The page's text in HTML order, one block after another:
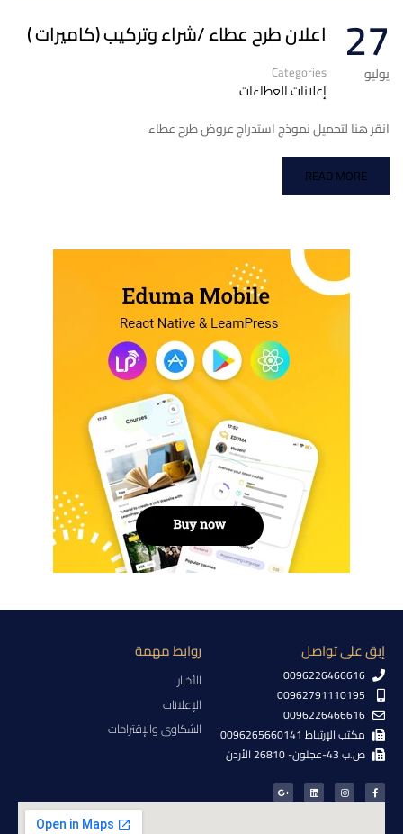
27
يوليو
اعلان طرح عطاء /شراء وتركيب (كاميرات )
Categories
إعلانات العطاءات
انقر هنا لتحميل نموذج استدراج عروض طرح عطاء
READ MORE
إبق على تواصل
0096226466616
00962791110195
0096226466616
مكتب الإرتباط 0096265660141
ص.ب 43-عجلون- 26810 الأردن
روابط مهمة
الأخبار
الإعلانات
الشكاوى والإقتراحات